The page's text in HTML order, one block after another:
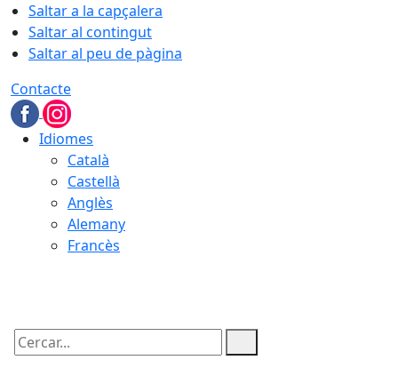
Saltar a la capçalera
Saltar al contingut
Saltar al peu de pàgina
Contacte
Idiomes
Català
Castellà
Anglès
Alemany
Francès
Cercar: